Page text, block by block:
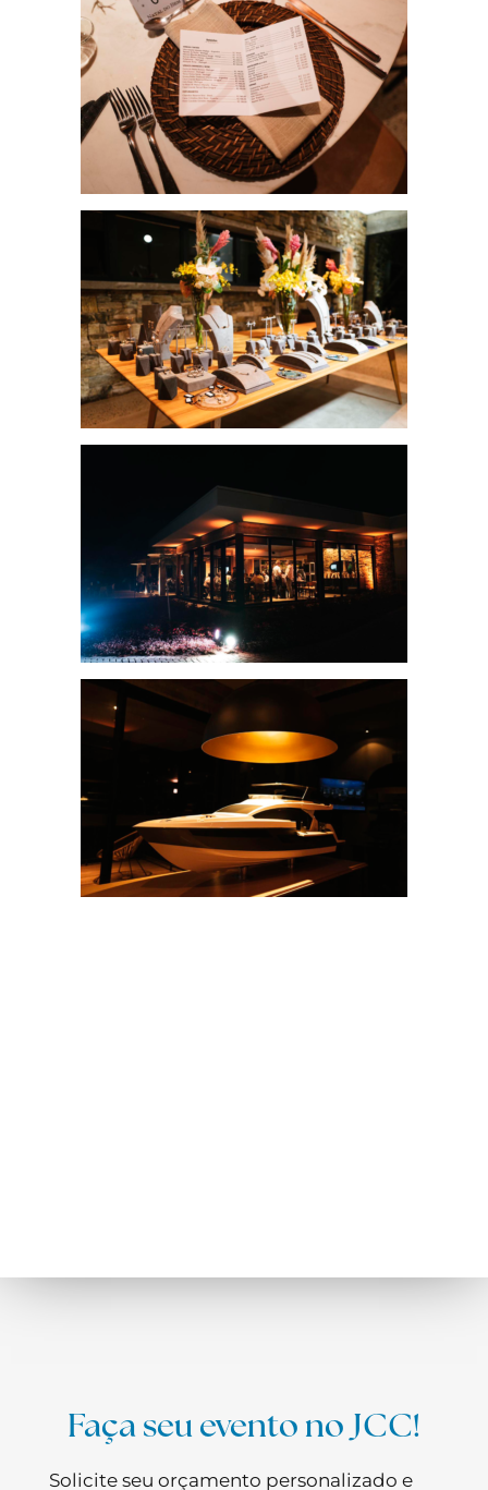
Faça seu evento no JCC!
Solicite seu orçamento personalizado e